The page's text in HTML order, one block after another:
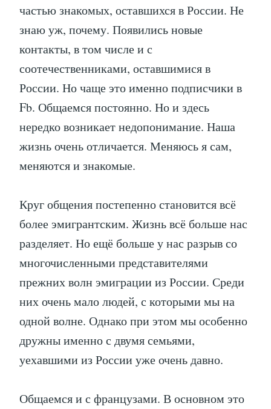
частью знакомых, оставшихся в России. Не
знаю уж, почему. Появились новые
контакты, в том числе и с
соотечественниками, оставшимися в
России. Но чаще это именно подписчики в
Fb. Общаемся постоянно. Но и здесь
нередко возникает недопонимание. Наша
жизнь очень отличается. Меняюсь я сам,
меняются и знакомые.
Круг общения постепенно становится всё
более эмигрантским. Жизнь всё больше нас
разделяет. Но ещё больше у нас разрыв со
многочисленными представителями
прежних волн эмиграции из России. Среди
них очень мало людей, с которыми мы на
одной волне. Однако при этом мы особенно
дружны именно с двумя семьями,
уехавшими из России уже очень давно.
Общаемся и с французами. В основном это